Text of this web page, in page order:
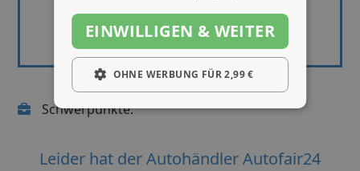
Schwerpunkte:
Leider hat der Autohändler Autofair24
EINWILLIGEN & WEITER
OHNE WERBUNG FÜR 2,99 €